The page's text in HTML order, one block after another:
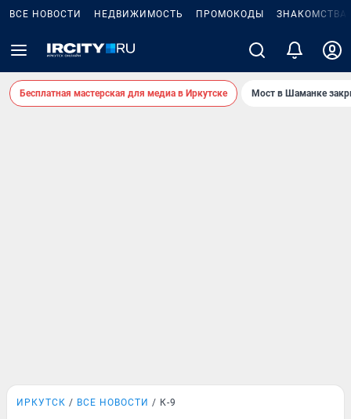
ВСЕ НОВОСТИ НЕДВИЖИМОСТЬ ПРОМОКОДЫ ЗНАКОМСТВА
Бесплатная мастерская для медиа в Иркутске Мост в Шаманке
ИРКУТСК ВСЕ НОВОСТИ К-9